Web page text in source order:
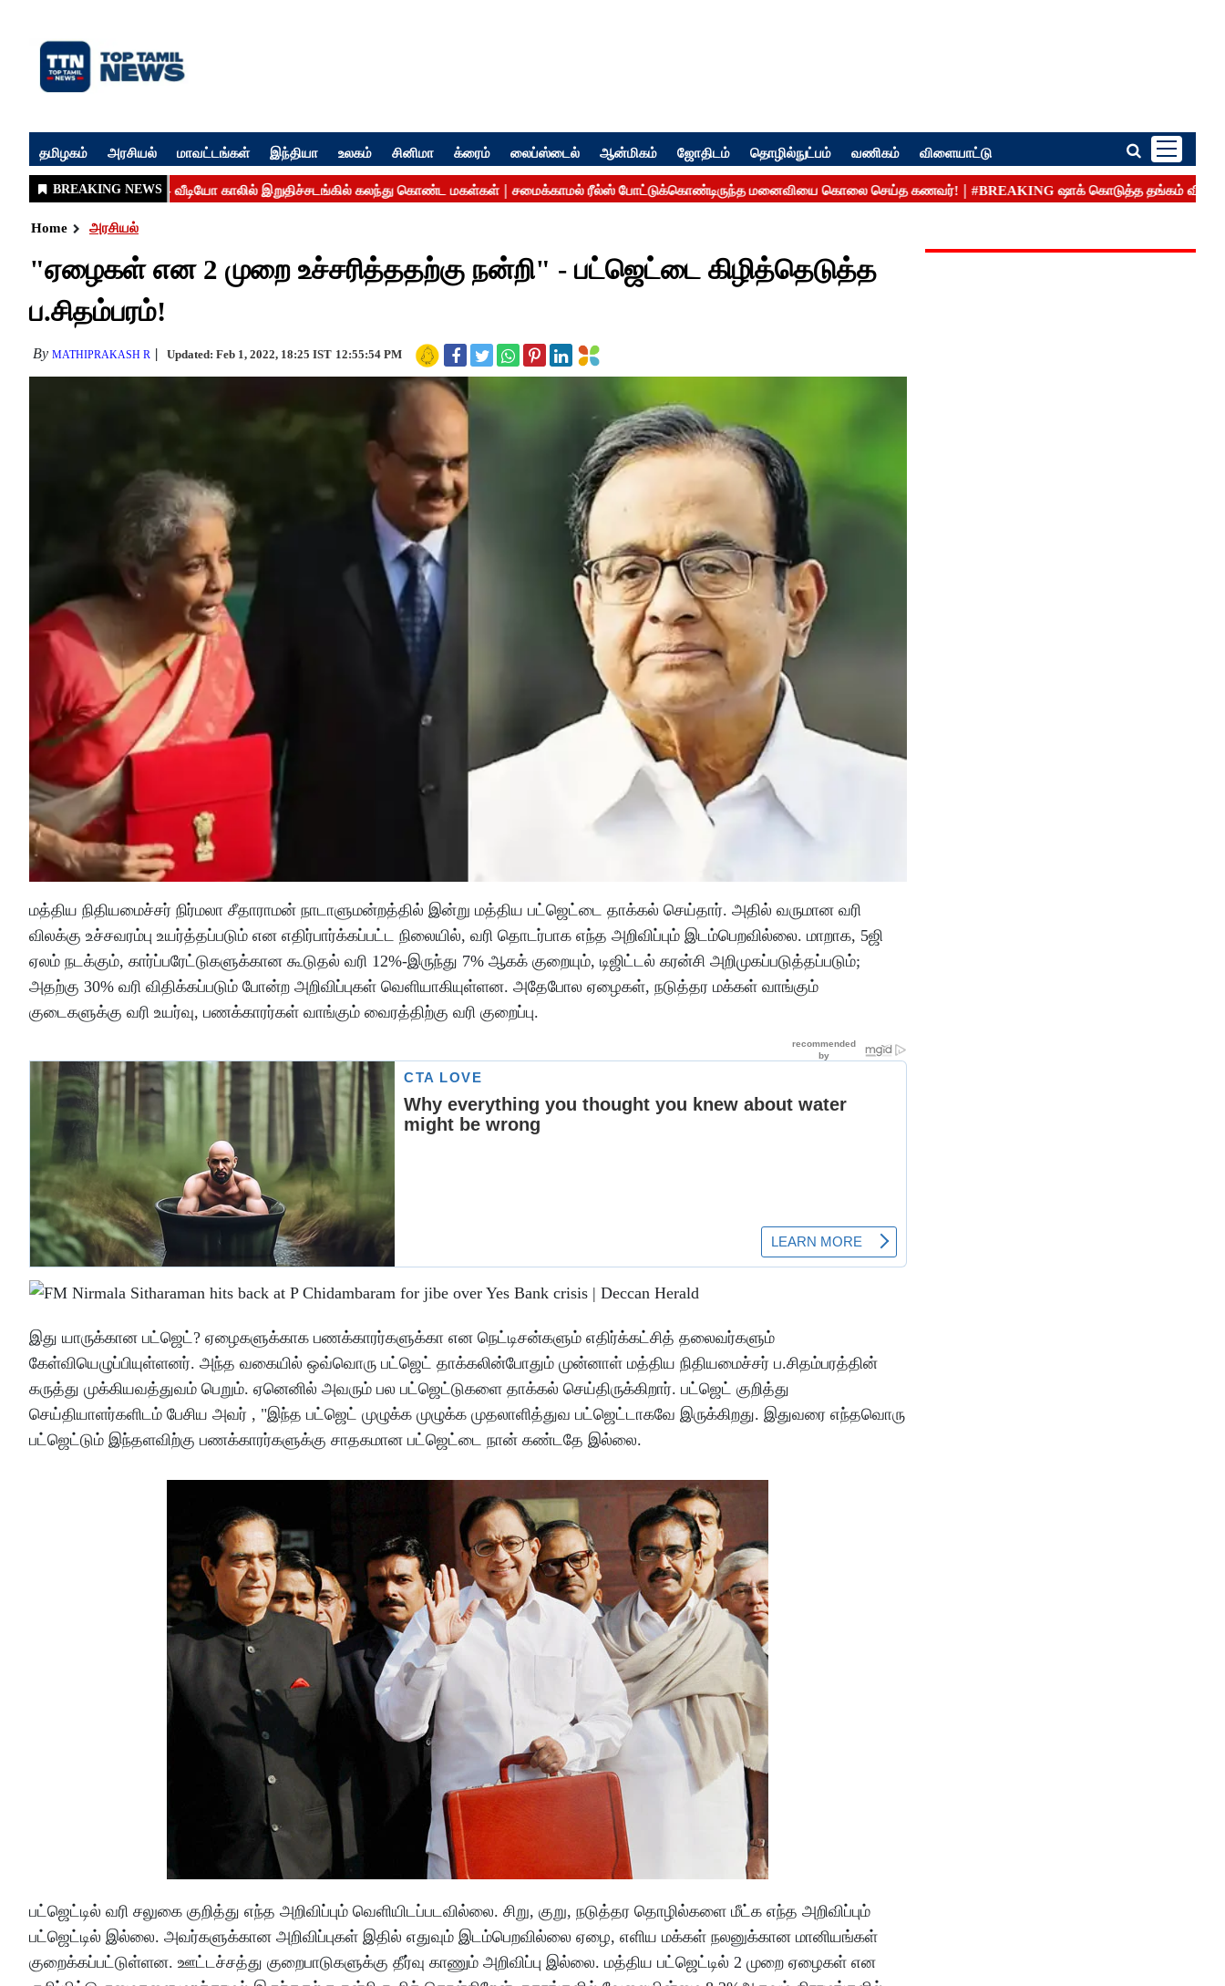
தமிழகம் அரசியல் மாவட்டங்கள் இந்தியா உலகம் சினிமா க்ரைம் லைப்ஸ்டைல் ஆன்மிகம் ஜோதிடம் தொழில்நுட்பம் வணிகம் விளையாட்டு
Home அரசியல்
"ஏழைகள் என 2 முறை உச்சரித்ததற்கு நன்றி" - பட்ஜெட்டை கிழித்தெடுத்த
ப.சிதம்பரம்!
By MATHIPRAKASH R Updated: Feb 1, 2022, 18:25 IST 12:55:54 PM
மத்திய நிதியமைச்சர் நிர்மலா சீதாராமன் நாடாளுமன்றத்தில் இன்று மத்திய பட்ஜெட்டை தாக்கல் செய்தார். அதில் வருமான வரி
விலக்கு உச்சவரம்பு உயர்த்தப்படும் என எதிர்பார்க்கப்பட்ட நிலையில், வரி தொடர்பாக எந்த அறிவிப்பும் இடம்பெறவில்லை. மாறாக, 5ஜி
ஏலம் நடக்கும், கார்ப்பரேட்டுகளுக்கான கூடுதல் வரி 12%-இருந்து 7% ஆகக் குறையும், டிஜிட்டல் கரன்சி அறிமுகப்படுத்தப்படும்;
அதற்கு 30% வரி விதிக்கப்படும் போன்ற அறிவிப்புகள் வெளியாகியுள்ளன. அதேபோல ஏழைகள், நடுத்தர மக்கள் வாங்கும்
குடைகளுக்கு வரி உயர்வு, பணக்காரர்கள் வாங்கும் வைரத்திற்கு வரி குறைப்பு.
இது யாருக்கான பட்ஜெட்? ஏழைகளுக்காக பணக்காரர்களுக்கா என நெட்டிசன்களும் எதிர்க்கட்சித் தலைவர்களும்
கேள்வியெழுப்பியுள்ளனர். அந்த வகையில் ஒவ்வொரு பட்ஜெட் தாக்கலின்போதும் முன்னாள் மத்திய நிதியமைச்சர் ப.சிதம்பரத்தின்
கருத்து முக்கியவத்துவம் பெறும். ஏனெனில் அவரும் பல பட்ஜெட்டுகளை தாக்கல் செய்திருக்கிறார். பட்ஜெட் குறித்து
செய்தியாளர்களிடம் பேசிய அவர் , "இந்த பட்ஜெட் முழுக்க முழுக்க முதலாளித்துவ பட்ஜெட்டாகவே இருக்கிறது. இதுவரை எந்தவொரு
பட்ஜெட்டும் இந்தளவிற்கு பணக்காரர்களுக்கு சாதகமான பட்ஜெட்டை நான் கண்டதே இல்லை.
பட்ஜெட்டில் வரி சலுகை குறித்து எந்த அறிவிப்பும் வெளியிடப்படவில்லை. சிறு, குறு, நடுத்தர தொழில்களை மீட்க எந்த அறிவிப்பும்
பட்ஜெட்டில் இல்லை. அவர்களுக்கான அறிவிப்புகள் இதில் எதுவும் இடம்பெறவில்லை ஏழை, எளிய மக்கள் நலனுக்கான மானியங்கள்
குறைக்கப்பட்டுள்ளன. ஊட்டச்சத்து குறைபாடுகளுக்கு தீர்வு காணும் அறிவிப்பு இல்லை. மத்திய பட்ஜெட்டில் 2 முறை ஏழைகள் என